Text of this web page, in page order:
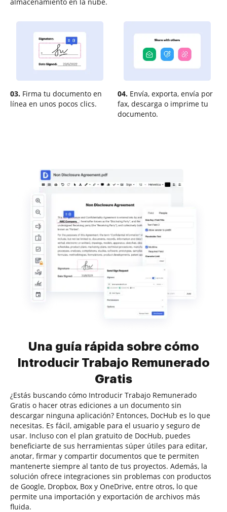
03. Firma tu documento en
línea en unos pocos clics.
04. Envía, exporta, envía por
fax, descarga o imprime tu
documento.
Una guía rápida sobre cómo
Introducir Trabajo Remunerado
Gratis
¿Estás buscando cómo Introducir Trabajo Remunerado
Gratis o hacer otras ediciones a un documento sin
descargar ninguna aplicación? Entonces, DocHub es lo que
necesitas. Es fácil, amigable para el usuario y seguro de
usar. Incluso con el plan gratuito de DocHub, puedes
beneficiarte de sus herramientas súper útiles para editar,
anotar, firmar y compartir documentos que te permiten
mantenerte siempre al tanto de tus proyectos. Además, la
solución ofrece integraciones sin problemas con productos
de Google, Dropbox, Box y OneDrive, entre otros, lo que
permite una importación y exportación de archivos más
fluida.